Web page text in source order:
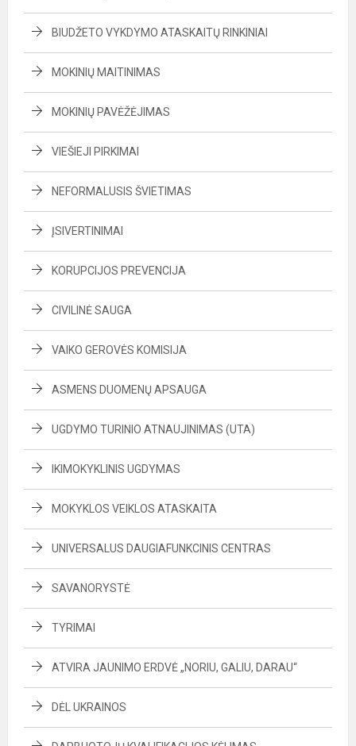
BIUDŽETO VYKDYMO ATASKAITŲ RINKINIAI
MOKINIŲ MAITINIMAS
MOKINIŲ PAVĖŽĖJIMAS
VIEŠIEJI PIRKIMAI
NEFORMALUSIS ŠVIETIMAS
ĮSIVERTINIMAI
KORUPCIJOS PREVENCIJA
CIVILINĖ SAUGA
VAIKO GEROVĖS KOMISIJA
ASMENS DUOMENŲ APSAUGA
UGDYMO TURINIO ATNAUJINIMAS (UTA)
IKIMOKYKLINIS UGDYMAS
MOKYKLOS VEIKLOS ATASKAITA
UNIVERSALUS DAUGIAFUNKCINIS CENTRAS
SAVANORYSTĖ
TYRIMAI
ATVIRA JAUNIMO ERDVĖ „NORIU, GALIU, DARAU“
DĖL UKRAINOS